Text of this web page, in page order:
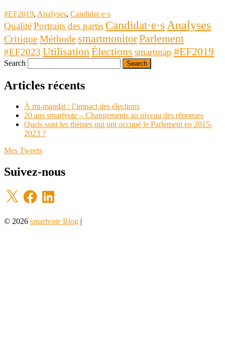
#EF2019, Analyses, Candidat·e·s
QualitéPortraits des partis Candidat·e·s Analyses
CritiqueMéthode smartmonitorParlement
#EF2023 Utilisation Élections smartmap #EF2019
Search
Articles récents
À mi-mandat : l’impact des élections
20 ans smartvote – Changements au niveau des réponses
Quels sont les thèmes qui ont occupé le Parlement en 2015-
2023 ?
Mes Tweets
Suivez-nous
X FacebookLinkedIn
© 2026 smartvote Blog |